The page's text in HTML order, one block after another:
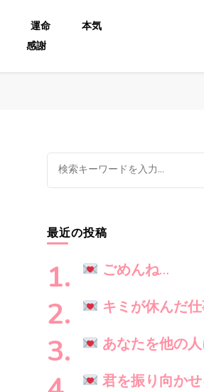
運命
本気
感謝
な
に
お
探
し
で
す
か
?
最近の投稿
ごめんね…
キミが休んだ
あなたを他の
君を振り向か